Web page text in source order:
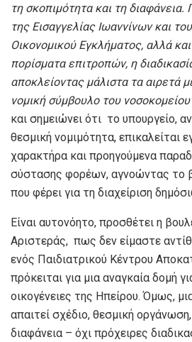
τη σκοπιμότητα και τη
της Εισαγγελίας Ιωαννίνων και
Οικονομικού Εγκλήματος, αλλά
πορίσματα επιτροπών, η
αποκλείοντας μάλιστα τα αιρετά
νομική σύμβουλο του νοσοκομείου
και σημειώνει ότι το υπουργείο,
θεσμική νομιμότητα, επικαλείται
χαρακτήρα και προηγούμενα
σύστασης φορέων, αγνοώντας το
που φέρει για τη διαχείριση
Είναι αυτονόητο, προσθέτει η
Αριστεράς, πως δεν είμαστε
ενός Παιδιατρικού Κέντρου
πρόκειται για μια αναγκαία δομή
οικογένειες της Ηπείρου. Όμως,
απαιτεί σχέδιο, θεσμική
διαφάνεια – όχι πρόχειρες